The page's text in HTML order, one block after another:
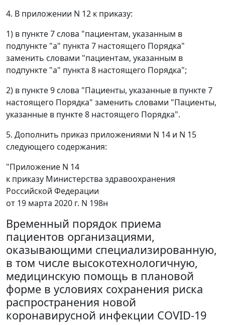
4. В приложении N 12 к приказу:
1) в пункте 7 слова "пациентам, указанным в
подпункте "а" пункта 7 настоящего Порядка"
заменить словами "пациентам, указанным в
подпункте "а" пункта 8 настоящего Порядка";
2) в пункте 9 слова "Пациенты, указанные в пункте 7
настоящего Порядка" заменить словами "Пациенты,
указанные в пункте 8 настоящего Порядка".
5. Дополнить приказ приложениями N 14 и N 15
следующего содержания:
"Приложение N 14
к приказу Министерства здравоохранения
Российской Федерации
от 19 марта 2020 г. N 198н
Временный порядок приема
пациентов организациями,
оказывающими специализированную,
в том числе высокотехнологичную,
медицинскую помощь в плановой
форме в условиях сохранения риска
распространения новой
коронавирусной инфекции COVID-19